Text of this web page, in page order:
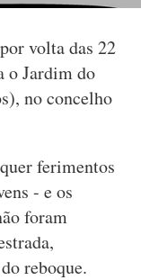
volta das 22
o Jardim do
no concelho
ferimentos
- e os
foram
reboque.